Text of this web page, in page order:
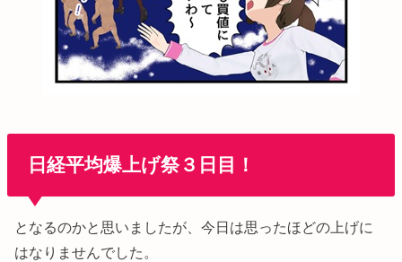
日経平均爆上げ祭３日目！
となるのかと思いましたが、今日は思ったほどの上げに
はなりませんでした。